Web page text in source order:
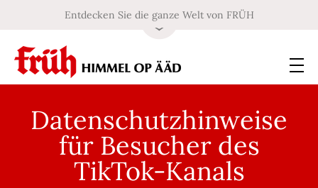
Entdecken Sie die ganze Welt von FRÜH
Datenschutzhinweise
für Besucher des
TikTok-Kanals